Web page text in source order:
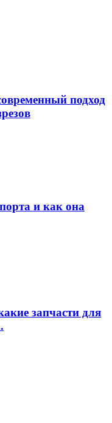
подход
и как она
запчасти для